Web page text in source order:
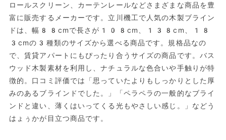
ロールスクリーン、カーテンレールなどさまざまな商品を豊
富に販売するメーカーです。立川機工で人気の木製ブライン
ドは、幅88cmで長さが108cm、138cm、18
3cmの3種類のサイズから選べる商品です。規格品なの
で、賃貸アパートにもぴったり合うサイズの商品です。バス
ウッド木製素材を利用し、ナチュラルな色合いや手触りが特
徴的。口コミ評価では「思っていたよりもしっかりとした厚
みのあるブラインドでした。」「ペラペラの一般的なブライ
ンドと違い、薄くはいってくる光もやさしい感じ。」などう
はょぅかが目立つ商品です。